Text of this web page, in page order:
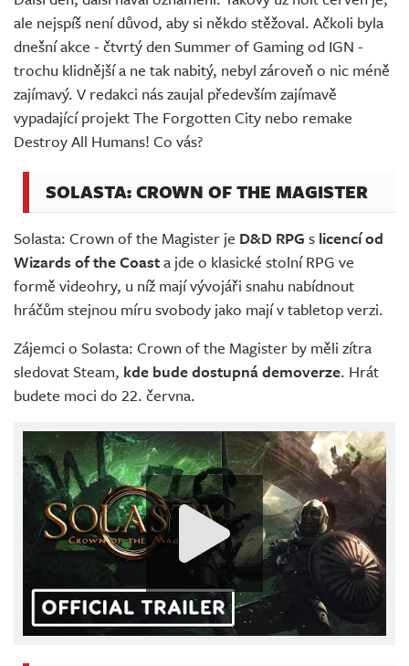
Živě
ale nejspíš není důvod, aby si někdo stěžoval. Ačkoli byla
dnešní akce - čtvrtý den Summer of Gaming od IGN -
trochu klidnější a ne tak nabitý, nebyl zároveň o nic méně
zajímavý. V redakci nás zaujal především zajímavě
vypadající projekt The Forgotten City nebo remake
Destroy All Humans! Co vás?
SOLASTA: CROWN OF THE MAGISTER
Solasta: Crown of the Magister je D&D RPG s licencí od
Wizards of the Coasta jde o klasické stolní RPG ve
formě videohry, u níž mají vývojáři snahu nabídnout
hráčům stejnou míru svobody jako mají v tabletop verzi.
Zájemci o Solasta: Crown of the Magister by měli zítra
sledovat Steam, kde bude dostupná demoverze. Hrát
budete moci do 22. června.